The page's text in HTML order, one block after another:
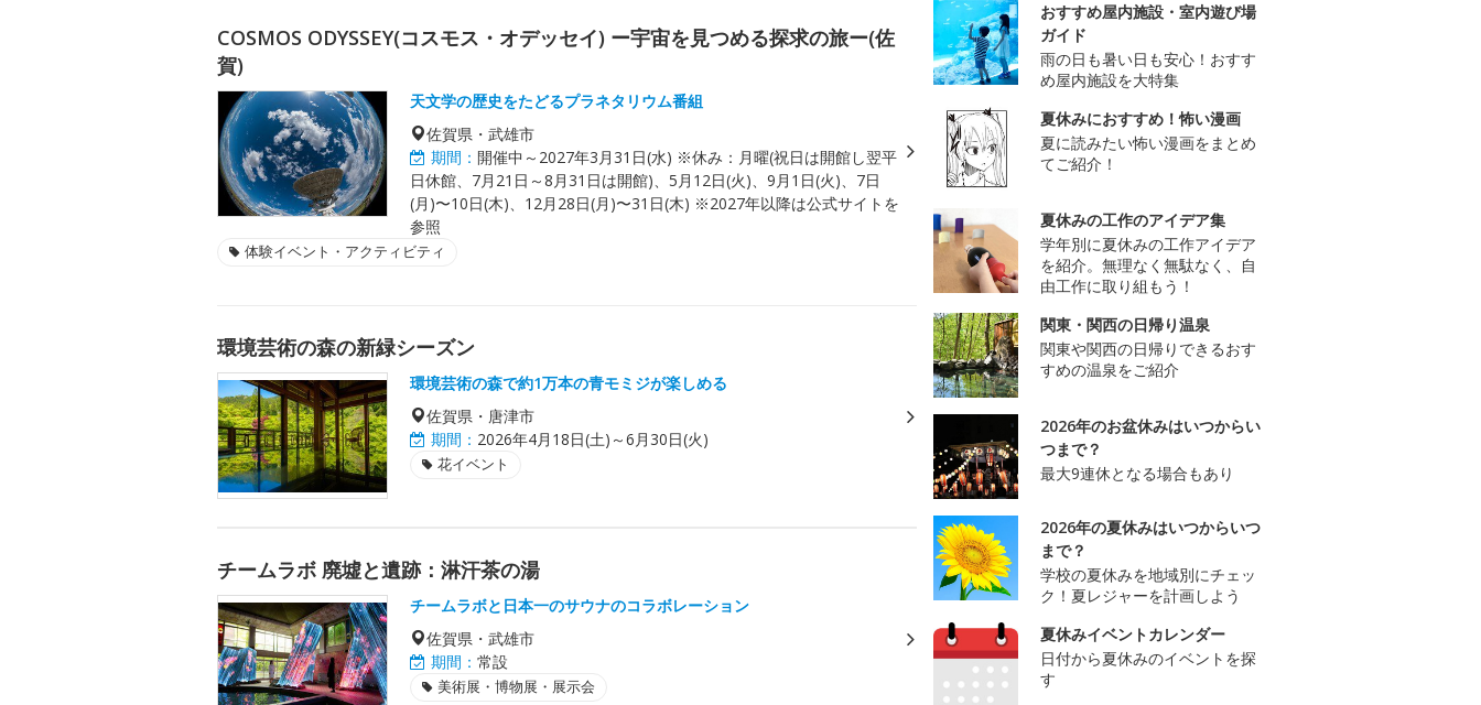
COSMOS ODYSSEY(コスモス・オデッセイ) ー宇宙を見つめる探求の旅ー(佐
賀)
天文学の歴史をたどるプラネタリウム番組
佐賀県・武雄市
期間： 開催中～2027年3月31日(水) ※休み：月曜(祝日は開館し翌平
日休館、7月21日～8月31日は開館)、5月12日(火)、9月1日(火)、7日
(月)〜10日(木)、12月28日(月)〜31日(木) ※2027年以降は公式サイトを
参照
体験イベント・アクティビティ
環境芸術の森の新緑シーズン
環境芸術の森で約1万本の青モミジが楽しめる
佐賀県・唐津市
期間： 2026年4月18日(土)～6月30日(火)
花イベント
チームラボ 廃墟と遺跡：淋汗茶の湯
チームラボと日本一のサウナのコラボレーション
佐賀県・武雄市
期間： 常設
美術展・博物展・展示会
おすすめ屋内施設・室内遊び場
ガイド
雨の日も暑い日も安心！おすす
め屋内施設を大特集
夏休みにおすすめ！怖い漫画
夏に読みたい怖い漫画をまとめ
てご紹介！
夏休みの工作のアイデア集
学年別に夏休みの工作アイデア
を紹介。無理なく無駄なく、自
由工作に取り組もう！
関東・関西の日帰り温泉
関東や関西の日帰りできるおす
すめの温泉をご紹介
2026年のお盆休みはいつからい
つまで？
最大9連休となる場合もあり
2026年の夏休みはいつからいつ
まで？
学校の夏休みを地域別にチェッ
ク！夏レジャーを計画しよう
夏休みイベントカレンダー
日付から夏休みのイベントを探
す